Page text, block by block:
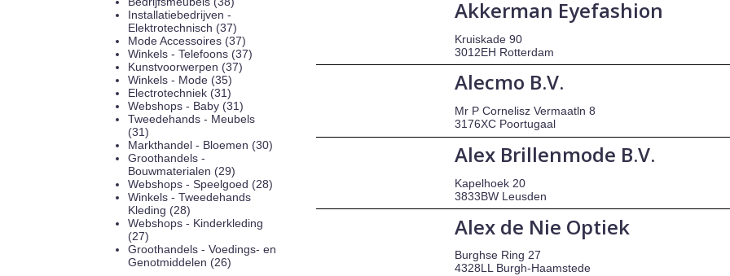
Installatiebedrijven -
Elektrotechnisch (37)
Mode Accessoires (37)
Winkels - Telefoons (37)
Kunstvoorwerpen (37)
Winkels - Mode (35)
Electrotechniek (31)
Webshops - Baby (31)
Tweedehands - Meubels
(31)
Markthandel - Bloemen (30)
Groothandels -
Bouwmaterialen (29)
Webshops - Speelgoed (28)
Winkels - Tweedehands
Kleding (28)
Webshops - Kinderkleding
(27)
Groothandels - Voedings- en
Genotmiddelen (26)
Akkerman Eyefashion
Kruiskade 90
3012EH Rotterdam
Alecmo B.V.
Mr P Cornelisz Vermaatln 8
3176XC Poortugaal
Alex Brillenmode B.V.
Kapelhoek 20
3833BW Leusden
Alex de Nie Optiek
Burghse Ring 27
4328LL Burgh-Haamstede